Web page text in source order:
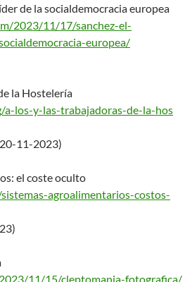
de la socialdemocracia europea
2023/11/17/sanchez-el-
europea/
la Hostelería
a-los-y-las-trabajadoras-de-la-hos
11-2023)
el coste oculto
s-agroalimentarios-costos-
11/15/cleptomania-fotografica/